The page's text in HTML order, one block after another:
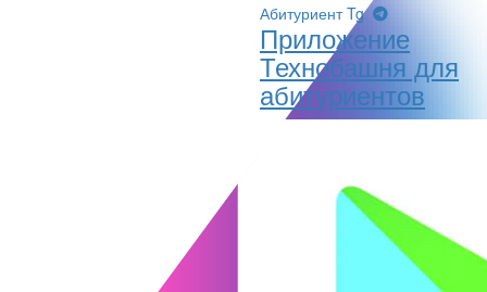
Абитуриент Tg
Приложение
Технобашня для
абитуриентов